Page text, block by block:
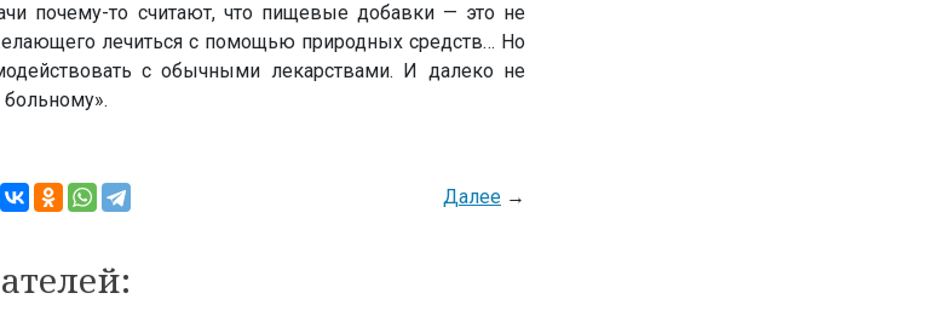
почему-то считают, что пищевые добавки — это не
лечиться с помощью природных средств… Но
с обычными лекарствами. И далеко не
больному».
Далее→